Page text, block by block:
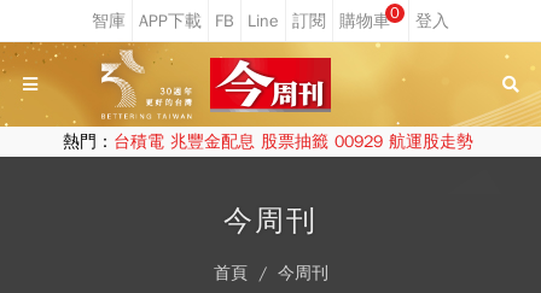
0
熱門： 台積電 兆豐金配息 股票抽籤 00929 航運股走勢
今周刊
首頁 今周刊